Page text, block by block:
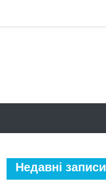
Недавні записи